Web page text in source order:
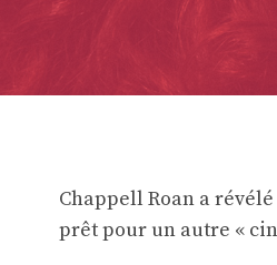
Chappell Roan a
prêt pour un autre «